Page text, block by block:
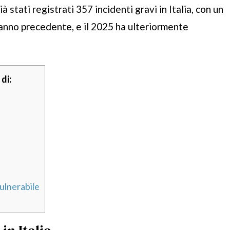
stati registrati 357 incidenti gravi in Italia, con un
precedente, e il 2025 ha ulteriormente